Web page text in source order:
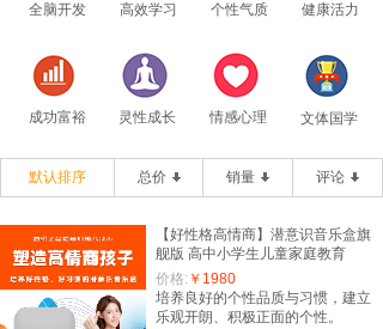
全脑开发 高效学习 个性气质 健康活力
情感心理
成功富裕 文体国学
灵性成长
默认排序 总价 销量 评论
【好性格高情商】潜意识音乐盒旗
舰版 高中小学生儿童家庭教育
价格: ￥1980
培养良好的个性品质与习惯，建立
乐观开朗、积极正面的个性。